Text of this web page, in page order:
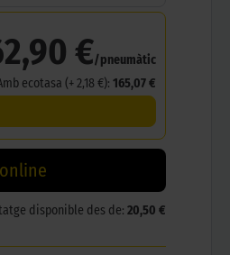
€/pneumàtic
ecotasa (+ 2,18 €): 165,07 €
disponible des de: 20,50 €